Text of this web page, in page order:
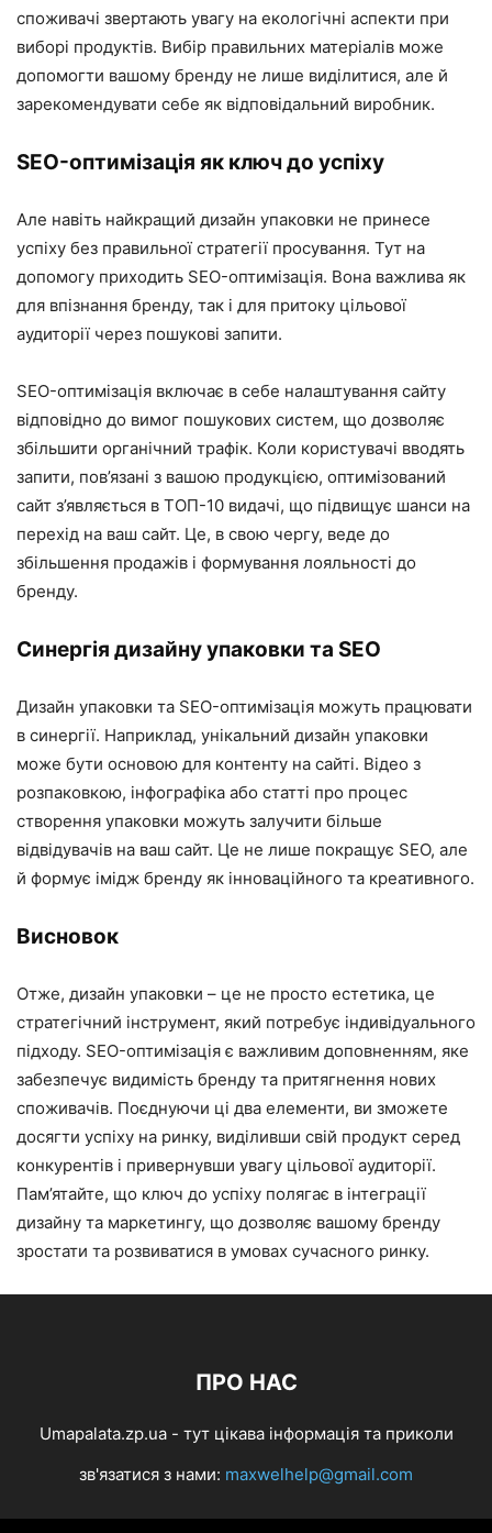
споживачі звертають увагу на екологічні аспекти при
виборі продуктів. Вибір правильних матеріалів може
допомогти вашому бренду не лише виділитися, але й
зарекомендувати себе як відповідальний виробник.
SEO-оптимізація як ключ до успіху
Але навіть найкращий дизайн упаковки не принесе
успіху без правильної стратегії просування. Тут на
допомогу приходить SEO-оптимізація. Вона важлива як
для впізнання бренду, так і для притоку цільової
аудиторії через пошукові запити.
SEO-оптимізація включає в себе налаштування сайту
відповідно до вимог пошукових систем, що дозволяє
збільшити органічний трафік. Коли користувачі вводять
запити, пов’язані з вашою продукцією, оптимізований
сайт з’являється в ТОП-10 видачі, що підвищує шанси на
перехід на ваш сайт. Це, в свою чергу, веде до
збільшення продажів і формування лояльності до
бренду.
Синергія дизайну упаковки та SEO
Дизайн упаковки та SEO-оптимізація можуть працювати
в синергії. Наприклад, унікальний дизайн упаковки
може бути основою для контенту на сайті. Відео з
розпаковкою, інфографіка або статті про процес
створення упаковки можуть залучити більше
відвідувачів на ваш сайт. Це не лише покращує SEO, але
й формує імідж бренду як інноваційного та креативного.
Висновок
Отже, дизайн упаковки – це не просто естетика, це
стратегічний інструмент, який потребує індивідуального
підходу. SEO-оптимізація є важливим доповненням, яке
забезпечує видимість бренду та притягнення нових
споживачів. Поєднуючи ці два елементи, ви зможете
досягти успіху на ринку, виділивши свій продукт серед
конкурентів і привернувши увагу цільової аудиторії.
Пам’ятайте, що ключ до успіху полягає в інтеграції
дизайну та маркетингу, що дозволяє вашому бренду
зростати та розвиватися в умовах сучасного ринку.
ПРО НАС
Umapalata.zp.ua - тут цікава інформація та приколи
зв'язатися з нами: maxwelhelp@gmail.com